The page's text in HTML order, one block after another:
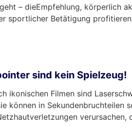
– dieEmpfehlung, körperlich
sportlicher Betätigung
sind kein Spielzeug!
ikonischen Filmen sind
können in Sekundenbruchteilen